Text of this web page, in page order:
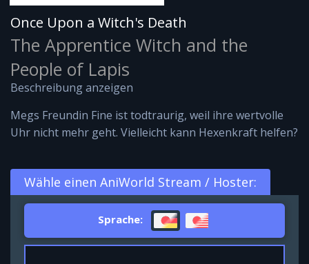
Once Upon a Witch's Death
The Apprentice Witch and the
People of Lapis
Beschreibung anzeigen
Megs Freundin Fine ist todtraurig, weil ihre wertvolle
Uhr nicht mehr geht. Vielleicht kann Hexenkraft helfen?
Wähle einen AniWorld Stream / Hoster:
Sprache: